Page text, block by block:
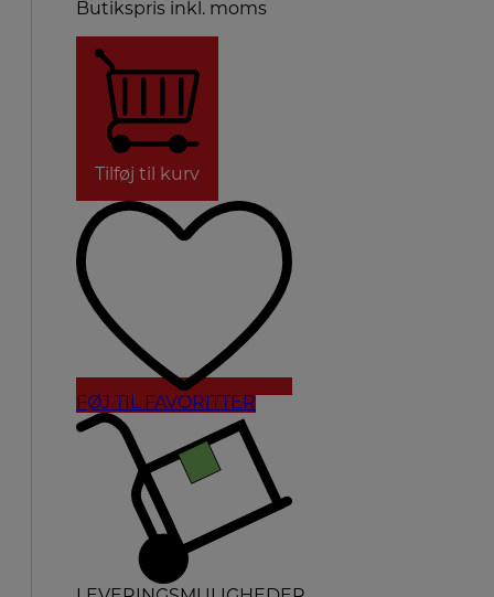
Butikspris inkl. moms
Tilføj til kurv
FØJ TIL FAVORITTER